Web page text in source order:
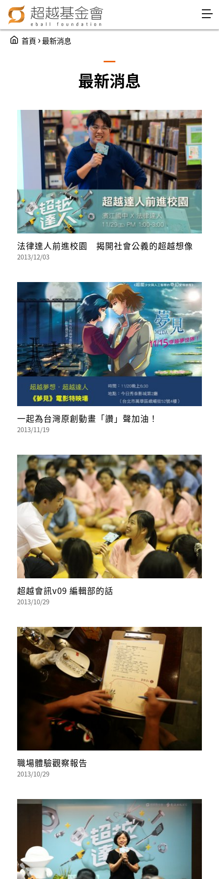
Jump to Navigation
Jump to Main content
You are here
首頁 ›最新消息
最新消息
法律達人前進校園 揭開社會公義的超越想像
2013/12/03
一起為台灣原創動畫「讚」聲加油！
2013/11/19
超越會訊v09 編輯部的話
2013/10/29
職場體驗觀察報告
2013/10/29